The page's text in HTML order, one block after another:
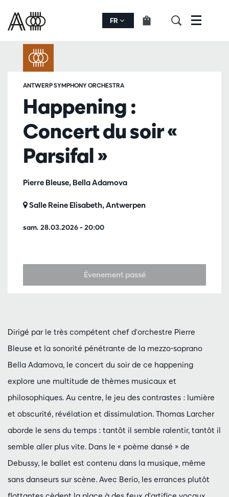
FR Menu
Happening :
Concert du soir «
Parsifal »
Pierre Bleuse, Bella Adamova
ANTWERP SYMPHONY ORCHESTRA
sam. 28.03.2026– 20:00
Salle Reine Elisabeth, Antwerpen
Évenement passé
Dirigé par le très compétent chef d'orchestre Pierre
Bleuse et la sonorité pénétrante de la mezzo-soprano
Bella Adamova, le concert du soir de ce happening
explore une multitude de thèmes musicaux et
philosophiques. Au centre, le jeu des contrastes : lumière
et obscurité, révélation et dissimulation. Thomas Larcher
aborde le sens du temps : tantôt il semble ralentir, tantôt il
semble aller plus vite. Dans le « poème dansé » de
Debussy, le ballet est contenu dans la musique, même
sans danseurs sur scène. Avec Berio, les errances plutôt